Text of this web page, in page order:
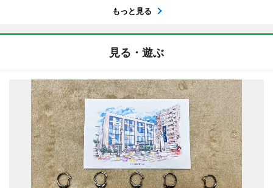
もっと見る
見る・遊ぶ